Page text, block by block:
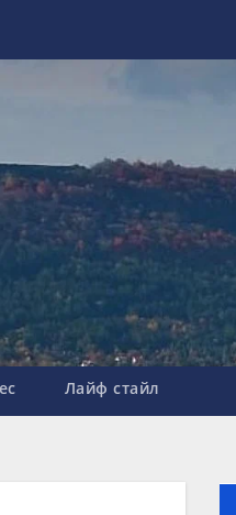
Лайф стайл